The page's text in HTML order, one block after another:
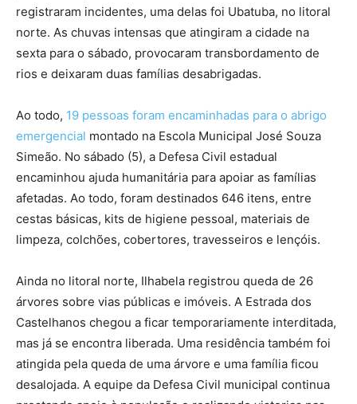
registraram incidentes, uma delas foi Ubatuba, no litoral
norte. As chuvas intensas que atingiram a cidade na
sexta para o sábado, provocaram transbordamento de
rios e deixaram duas famílias desabrigadas.
Ao todo, 19 pessoas foram encaminhadas para o abrigo
emergencial montado na Escola Municipal José Souza
Simeão. No sábado (5), a Defesa Civil estadual
encaminhou ajuda humanitária para apoiar as famílias
afetadas. Ao todo, foram destinados 646 itens, entre
cestas básicas, kits de higiene pessoal, materiais de
limpeza, colchões, cobertores, travesseiros e lençóis.
Ainda no litoral norte, Ilhabela registrou queda de 26
árvores sobre vias públicas e imóveis. A Estrada dos
Castelhanos chegou a ficar temporariamente interditada,
mas já se encontra liberada. Uma residência também foi
atingida pela queda de uma árvore e uma família ficou
desalojada. A equipe da Defesa Civil municipal continua